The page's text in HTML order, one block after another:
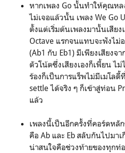
หากเพลง Go นั้นทำให้คุณห
ไม่เจอแล้วนั้น เพลง We Go
ตั้งแต่เริ่มต้นเพลงมานั้นเสียง
Octave แรกจนแทบจะฟังไม่
(Ab1 กับ Eb1) มีเพียงเสียงจ
ตัวโน้ตซึ่งเสียงเองก็เพี้ยน ไ
ร้องก็เป็นการแร็พไม่มีเมโลดี้
settle ได้จริง ๆ ก็เข้าสู่ท่อน
แล้ว
เพลงนี้เป็นอีกครั้งที่คอร์ดหลั
คือ Ab และ Eb สลับกันไปมา
น่าสนใจคือช่วงท้ายของทุกท่